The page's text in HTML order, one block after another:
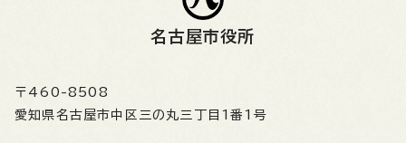
名古屋市役所
〒460-8508
愛知県名古屋市中区三の丸三丁目1番1号